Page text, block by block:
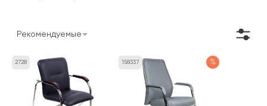
Рекомендуемые
2728 158337 %